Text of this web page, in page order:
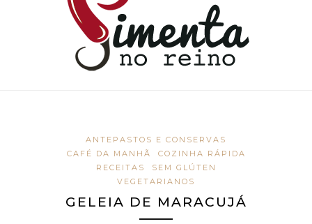
ANTEPASTOS E CONSERVAS
CAFÉ DA MANHÃ
COZINHA RÁPIDA
RECEITAS
SEM GLÚTEN
VEGETARIANOS
GELEIA DE MARACUJÁ